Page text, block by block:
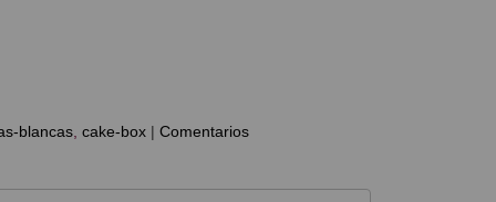
blancas cake-box | Comentarios